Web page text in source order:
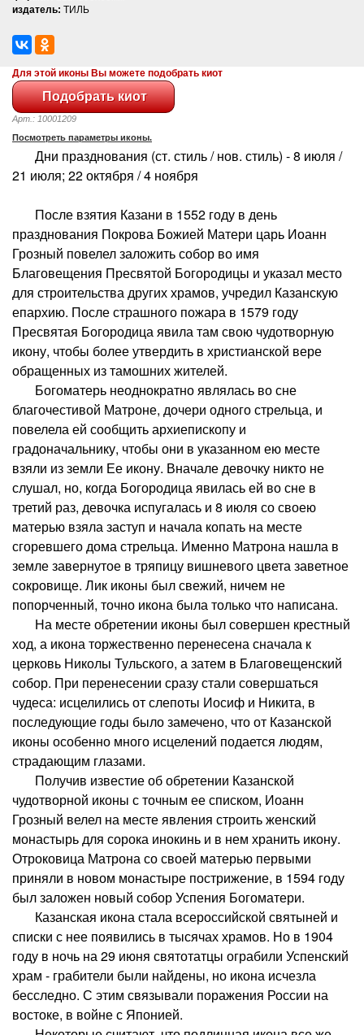
издатель: ТИЛЬ
Для этой иконы Вы можете подобрать киот
Арт.: 10001209
Посмотреть параметры иконы.
Дни празднования (ст. стиль / нов. стиль) - 8 июля /
21 июля; 22 октября / 4 ноября
После взятия Казани в 1552 году в день
празднования Покрова Божией Матери царь Иоанн
Грозный повелел заложить собор во имя
Благовещения Пресвятой Богородицы и указал место
для строительства других храмов, учредил Казанскую
епархию. После страшного пожара в 1579 году
Пресвятая Богородица явила там свою чудотворную
икону, чтобы более утвердить в христианской вере
обращенных из тамошних жителей.
Богоматерь неоднократно являлась во сне
благочестивой Матроне, дочери одного стрельца, и
повелела ей сообщить архиепископу и
градоначальнику, чтобы они в указанном ею месте
взяли из земли Ее икону. Вначале девочку никто не
слушал, но, когда Богородица явилась ей во сне в
третий раз, девочка испугалась и 8 июля со своею
матерью взяла заступ и начала копать на месте
сгоревшего дома стрельца. Именно Матрона нашла в
земле завернутое в тряпицу вишневого цвета заветное
сокровище. Лик иконы был свежий, ничем не
попорченный, точно икона была только что написана.
На месте обретении иконы был совершен крестный
ход, а икона торжественно перенесена сначала к
церковь Николы Тульского, а затем в Благовещенский
собор. При перенесении сразу стали совершаться
чудеса: исцелились от слепоты Иосиф и Никита, в
последующие годы было замечено, что от Казанской
иконы особенно много исцелений подается людям,
страдающим глазами.
Получив известие об обретении Казанской
чудотворной иконы с точным ее списком, Иоанн
Грозный велел на месте явления строить женский
монастырь для сорока инокинь и в нем хранить икону.
Отроковица Матрона со своей матерью первыми
приняли в новом монастыре пострижение, в 1594 году
был заложен новый собор Успения Богоматери.
Казанская икона стала всероссийской святыней и
списки с нее появились в тысячах храмов. Но в 1904
году в ночь на 29 июня святотатцы ограбили Успенский
храм - грабители были найдены, но икона исчезла
бесследно. С этим связывали поражения России на
востоке, в войне с Японией.